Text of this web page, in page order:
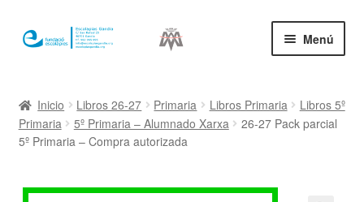
Ir
a
Ir
al
Menú
Mi cuenta
Inicio Libros 26-27 Primaria Libros Primaria
Libros 5º
Primaria
5º Primaria – Alumnado Xarxa
26-27 Pack parcial
5º Primaria – Compra autorizada